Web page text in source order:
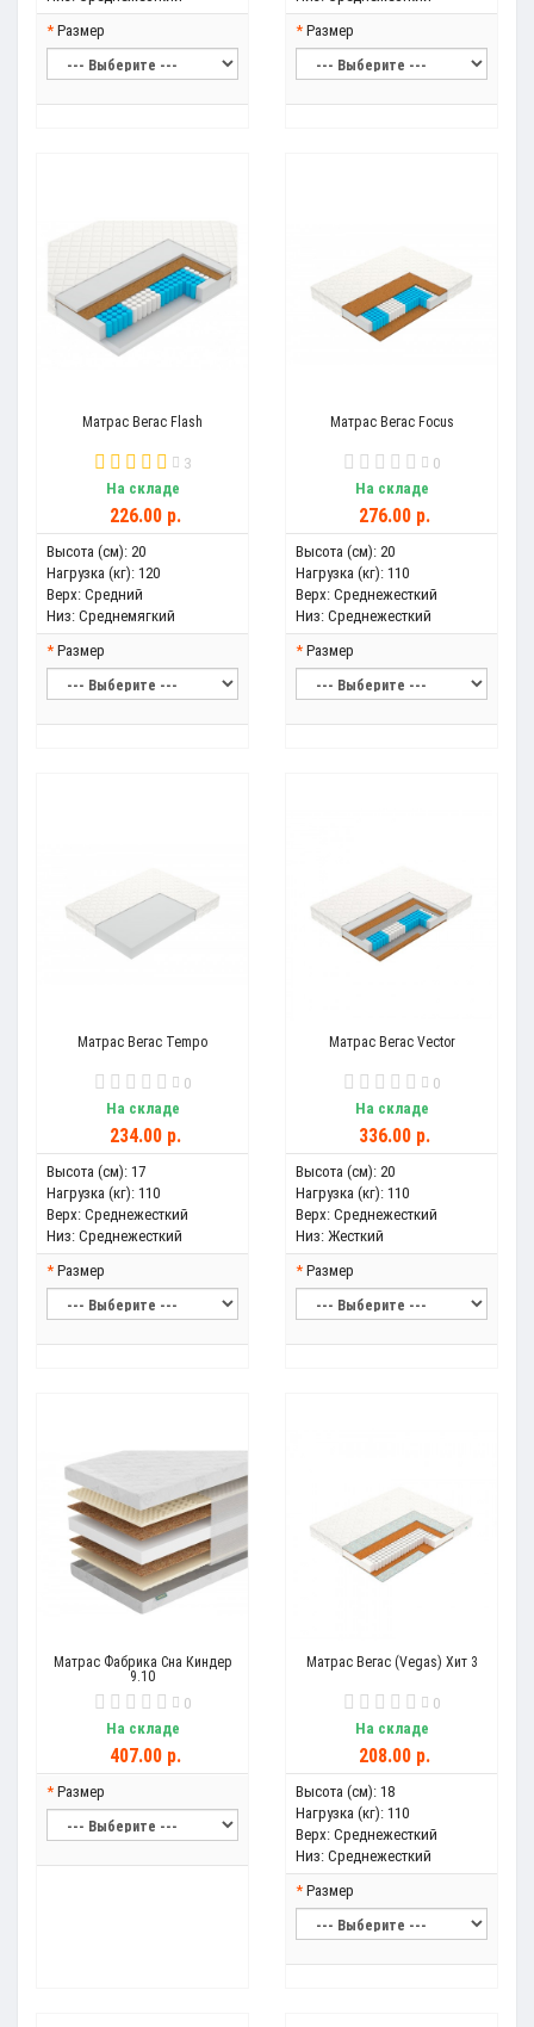
Размер
Размер
Матрас Вегас Flash
3
На складе
226.00 р.
Высота (см): 20
Нагрузка (кг): 120
Верх: Средний
Низ: Среднемягкий
Размер
Матрас Вегас Focus
0
На складе
276.00 р.
Высота (см): 20
Нагрузка (кг): 110
Верх: Среднежесткий
Низ: Среднежесткий
Размер
Матрас Вегас Tempo
0
На складе
234.00 р.
Высота (см): 17
Нагрузка (кг): 110
Верх: Среднежесткий
Низ: Среднежесткий
Размер
Матрас Вегас Vector
0
На складе
336.00 р.
Высота (см): 20
Нагрузка (кг): 110
Верх: Среднежесткий
Низ: Жесткий
Размер
Матрас Фабрика Сна Киндер
9.10
0
На складе
407.00 р.
Размер
Матрас Вегас (Vegas) Хит 3
0
На складе
208.00 р.
Высота (см): 18
Нагрузка (кг): 110
Верх: Среднежесткий
Низ: Среднежесткий
Размер